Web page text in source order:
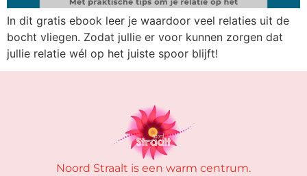
In dit gratis ebook leer je waardoor veel relaties uit de
bocht vliegen. Zodat jullie er voor kunnen zorgen dat
jullie relatie wél op het juiste spoor blijft!
Noord Straalt is een warm centrum.